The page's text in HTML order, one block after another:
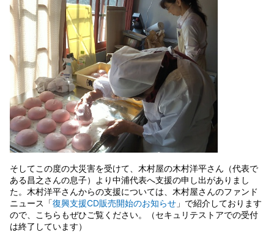
そしてこの度の大災害を受けて、木村屋の木村洋平さん（代表で
ある昌之さんの息子）より中浦代表へ支援の申し出がありまし
た。木村洋平さんからの支援については、木村屋さんのファンド
ニュース「復興支援CD販売開始のお知らせ 」で紹介しております
ので、こちらもぜひご覧ください。（セキュリテストアでの受付
は終了しています）